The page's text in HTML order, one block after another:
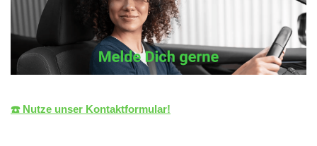
☎️ Nutze unser Kontaktformular!